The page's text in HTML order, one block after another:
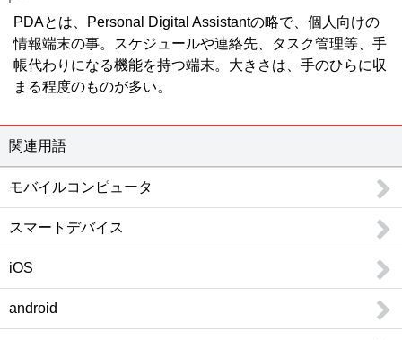
AIサービス
AI-OCR / AI翻訳（自動翻訳）ツール / AIコンサルティング / AI契約書レビューサービス / AIライティングサービス / 生成AI開発サービス / 生成AI導入サービス / 医療向け生成AIサービス / AI開発サービス / AI導入サービス / 医療向けAIサービス / AIエージェント / AI電話自動応答サービス / 経理AIエージェント / 専用AI構築プラットフォーム
販売
在庫・購買
物流・倉庫
情報共有
ビジネスプロセス
ワークフロー / BPM / RPAツール / タスク管理ツール / 業務可視化ツール / 会議室予約システム / XR（AR・VR・MR）システム / バーチャルオフィスツール / 施工管理サービス / インバウンド支援 / M&A・事業承継コンサル / 歯科クリニック支援サービス / IT点呼システム / 貿易管理システム / 内部監査
営業支援
SFA / オンライン商談システム / セールスイネーブルメントツール
PDAとは、Personal Digital Assistantの略で、個人向けの
情報端末の事。スケジュールや連絡先、タスク管理等、手
帳代わりになる機能を持つ端末。大きさは、手のひらに収
まる程度のものが多い。
関連用語
モバイルコンピュータ
スマートデバイス
iOS
android